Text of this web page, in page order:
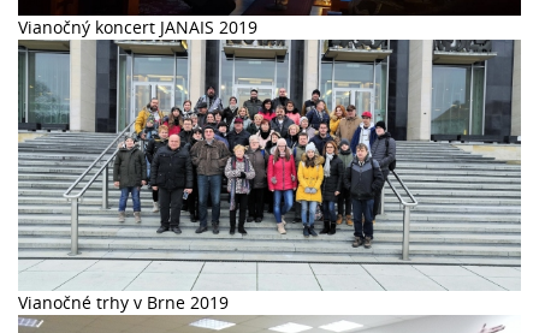
Vianočný koncert JANAIS 2019
Vianočné trhy v Brne 2019